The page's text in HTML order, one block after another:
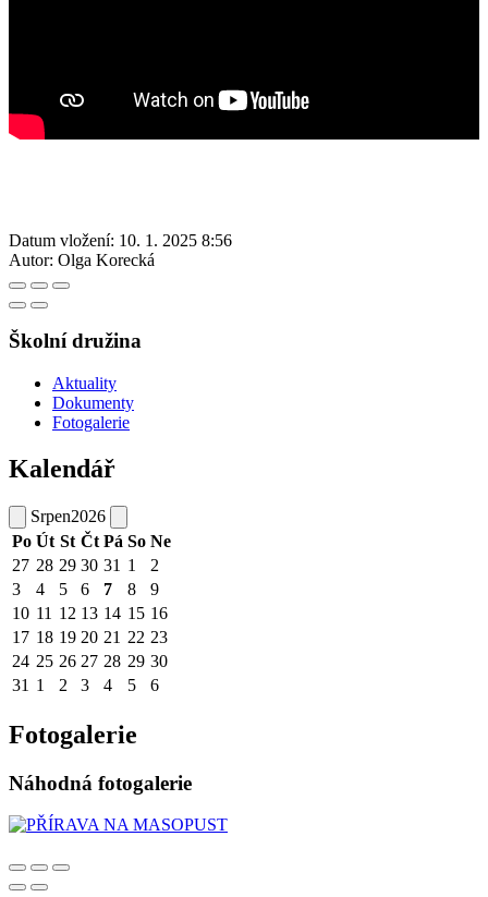
Datum vložení: 10. 1. 2025 8:56
Autor: Olga Korecká
Školní družina
Aktuality
Dokumenty
Fotogalerie
Kalendář
Srpen2026
Po Út St Čt Pá So Ne
27 28 29 30 31 1
2
3
4 5 6 7 8
9
10 11 12 13 14 15 16
17 18 19 20 21 22 23
24 25 26 27 28 29 30
31 1 2 3 4 5 6
Fotogalerie
Náhodná fotogalerie